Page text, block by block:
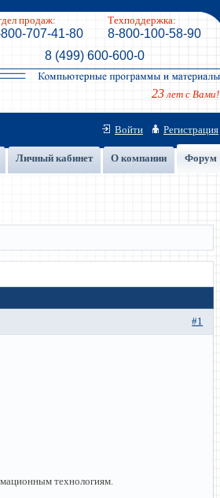
продаж:
707-41-80
Техподдержка:
8-800-100-58-90
8 (499) 600-600-0
23лет с Вами!
Войти Регистрация
Личный кабинет О компании Форум
#1
технологиям.